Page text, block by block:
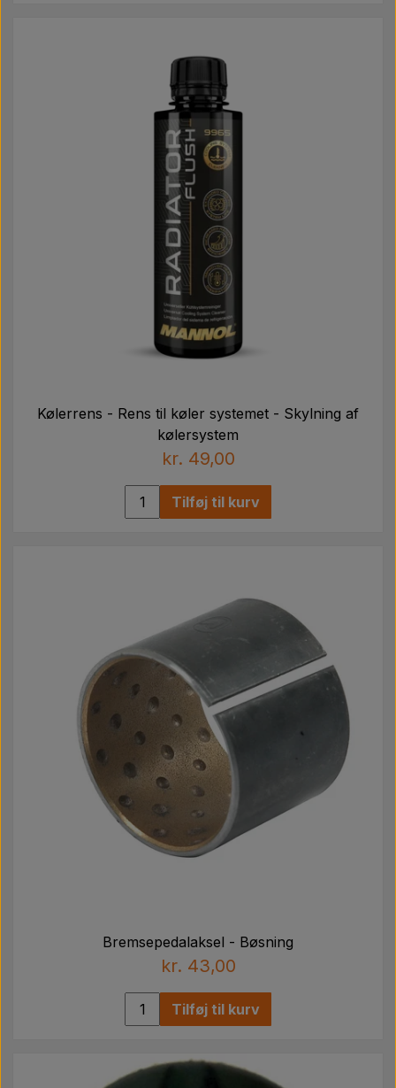
Kølerrens - Rens til køler systemet - Skylning af
kølersystem
kr. 49,00
Tilføj til kurv
Bremsepedalaksel - Bøsning
kr. 43,00
Tilføj til kurv